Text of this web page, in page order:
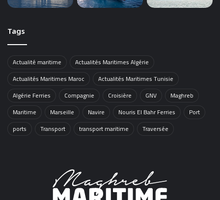
Tags
Actualité maritime
Actualités Maritimes Algérie
Actualités Maritimes Maroc
Actualités Maritimes Tunisie
Algérie Ferries
Compagnie Croisière GNV
Maghreb
Maritime
Marseille Navire Nouris El Bahr Ferries
Port
ports
Transport transport maritime Traversée